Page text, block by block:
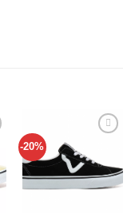
-20%
lista de
deseos